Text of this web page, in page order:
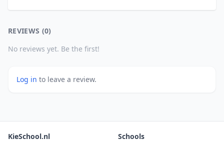
REVIEWS (0)
No reviews yet. Be the first!
Log in to leave a review.
KieSchool.nl
Schools